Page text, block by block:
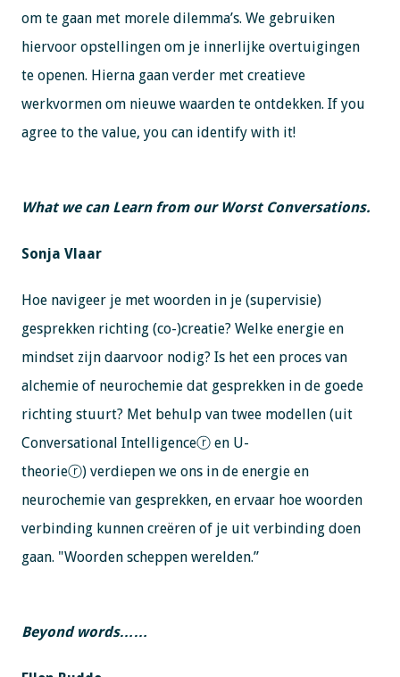
om te gaan met morele dilemma’s. We gebruiken
hiervoor opstellingen om je innerlijke overtuigingen
te openen. Hierna gaan verder met creatieve
werkvormen om nieuwe waarden te ontdekken. If you
agree to the value, you can identify with it!
What we can Learn from our Worst Conversations.
Sonja Vlaar
Hoe navigeer je met woorden in je (supervisie)
gesprekken richting (co-)creatie? Welke energie en
mindset zijn daarvoor nodig? Is het een proces van
alchemie of neurochemie dat gesprekken in de goede
richting stuurt? Met behulp van twee modellen (uit
Conversational Intelligenceⓡ en U-
theorieⓡ) verdiepen we ons in de energie en
neurochemie van gesprekken, en ervaar hoe woorden
verbinding kunnen creëren of je uit verbinding doen
gaan. "Woorden scheppen werelden.”
Beyond words……